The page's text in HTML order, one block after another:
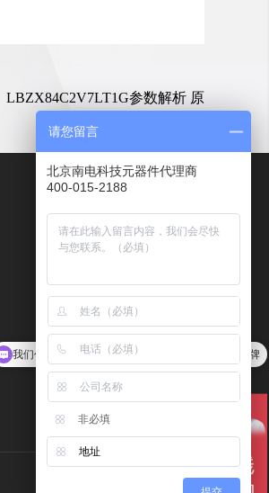
LBZX84C2V7LT1G参数解析 原
服务热线
400-015-2188
传真
010－62102078
Kefu@ndone.cn
Tel：400-015-2188
我们代理LRC、HTC、COMON，分销安森美等品牌
请您留言
北京南电科技元器件代理商
400-015-2188
非必填
地址